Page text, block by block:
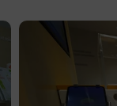
En savoir plus